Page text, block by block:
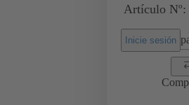
Artículo Nº:
Inicie sesión